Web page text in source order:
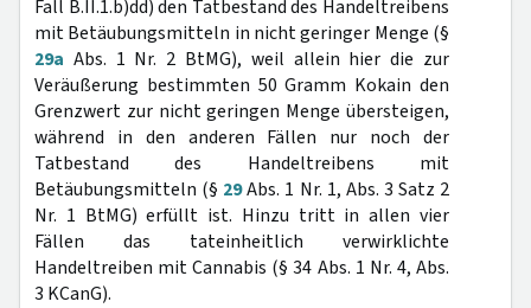
Fall B.II.1.b)dd) den Tatbestand des Handeltreibens
mit Betäubungsmitteln in nicht geringer Menge (§
29a Abs. 1 Nr. 2 BtMG), weil allein hier die zur
Veräußerung bestimmten 50 Gramm Kokain den
Grenzwert zur nicht geringen Menge übersteigen,
während in den anderen Fällen nur noch der
Tatbestand des Handeltreibens mit
Betäubungsmitteln (§ 29Abs. 1 Nr. 1, Abs. 3 Satz 2
Nr. 1 BtMG) erfüllt ist. Hinzu tritt in allen vier
Fällen das tateinheitlich verwirklichte
Handeltreiben mit Cannabis (§ 34 Abs. 1 Nr. 4, Abs.
3 KCanG).